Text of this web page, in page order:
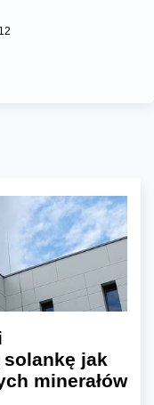
12
solankę jak
minerałów